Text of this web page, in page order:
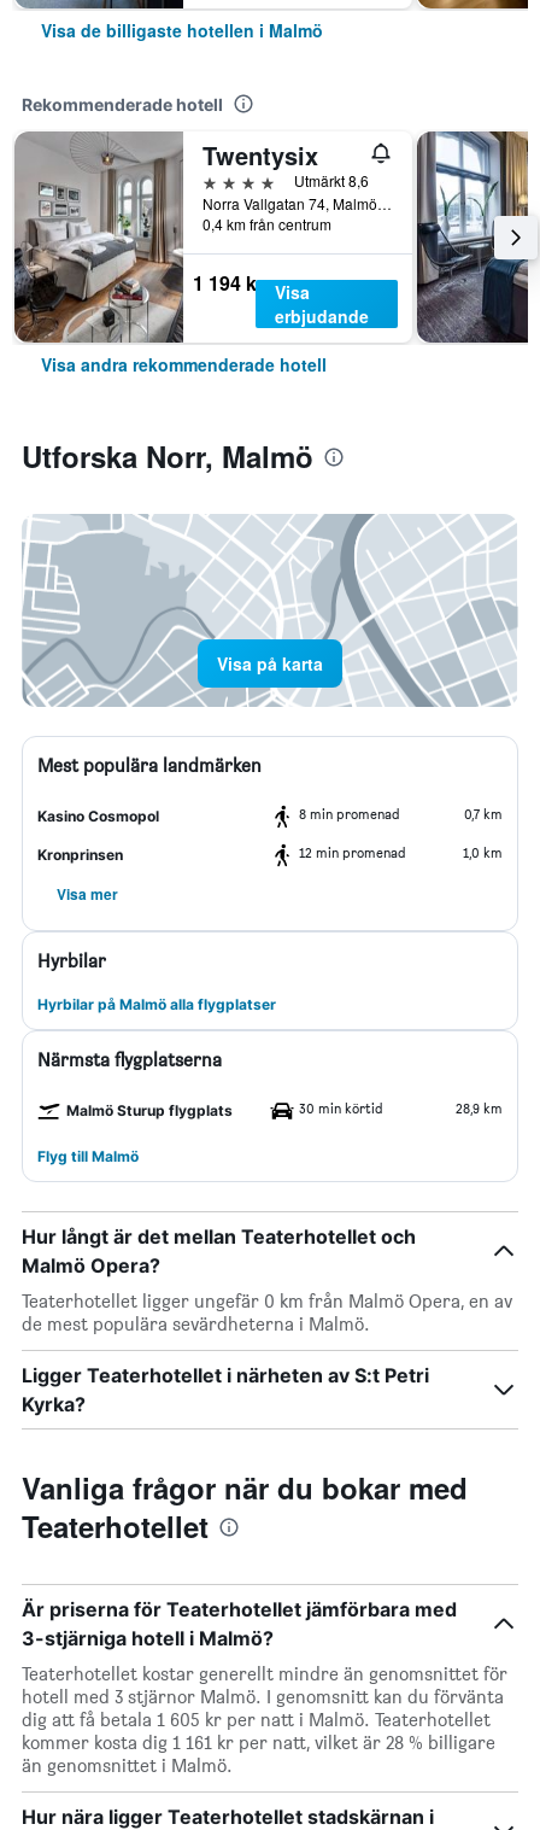
Visa de billigaste hotellen i Malmö
Rekommenderade hotell
Twentysix
4 stjärnor
Utmärkt 8,6
Norra Vallgatan 74, Malmö, Skåne län, Sverige
0,4 km från centrum
1 194 kr Visa
erbjudande
Visa andra rekommenderade hotell
Utforska Norr, Malmö
Visa på karta
Mest populära landmärken
Kasino Cosmopol 8 min promenad 0,7 km
Kronprinsen 12 min promenad 1,0 km
Visa mer
Hyrbilar
Hyrbilar på Malmö alla flygplatser
Närmsta flygplatserna
Malmö Sturup flygplats 30 min körtid 28,9 km
Flyg till Malmö
Hur långt är det mellan Teaterhotellet och
Malmö Opera?
Teaterhotellet ligger ungefär 0 km från Malmö Opera, en av
de mest populära sevärdheterna i Malmö.
Ligger Teaterhotellet i närheten av S:t Petri
Kyrka?
Vanliga frågor när du bokar med
Teaterhotellet
Är priserna för Teaterhotellet jämförbara med
3-stjärniga hotell i Malmö?
Teaterhotellet kostar generellt mindre än genomsnittet för
hotell med 3 stjärnor Malmö. I genomsnitt kan du förvänta
dig att få betala 1 605 kr per natt i Malmö. Teaterhotellet
kommer kosta dig 1 161 kr per natt, vilket är 28 % billigare
än genomsnittet i Malmö.
Hur nära ligger Teaterhotellet stadskärnan i